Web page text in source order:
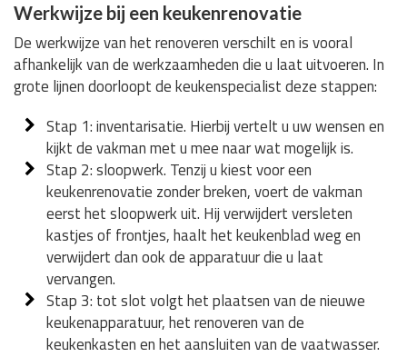
Werkwijze bij een keukenrenovatie
De werkwijze van het renoveren verschilt en is vooral
afhankelijk van de werkzaamheden die u laat uitvoeren. In
grote lijnen doorloopt de keukenspecialist deze stappen:
Stap 1: inventarisatie. Hierbij vertelt u uw wensen en
kijkt de vakman met u mee naar wat mogelijk is.
Stap 2: sloopwerk. Tenzij u kiest voor een
keukenrenovatie zonder breken, voert de vakman
eerst het sloopwerk uit. Hij verwijdert versleten
kastjes of frontjes, haalt het keukenblad weg en
verwijdert dan ook de apparatuur die u laat
vervangen.
Stap 3: tot slot volgt het plaatsen van de nieuwe
keukenapparatuur, het renoveren van de
keukenkasten en het aansluiten van de vaatwasser.